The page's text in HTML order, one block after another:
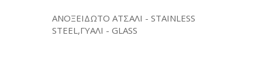
ΑΝΟΞΕΙΔΩΤΟ ΑΤΣΑΛΙ - STAINLESS
STEEL,ΓΥΑΛΙ - GLASS